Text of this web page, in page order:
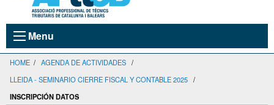
Menu
HOME / AGENDA DE ACTIVIDADES /
LLEIDA - SEMINARIO CIERRE FISCAL Y CONTABLE 2025 /
INSCRIPCIÓN DATOS